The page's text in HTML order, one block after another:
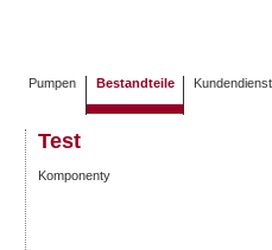
Pumpen Bestandteile Kundendienst
Test
Komponenty